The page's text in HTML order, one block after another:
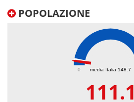
POPOLAZIONE
media Italia 148.7
0
111.1